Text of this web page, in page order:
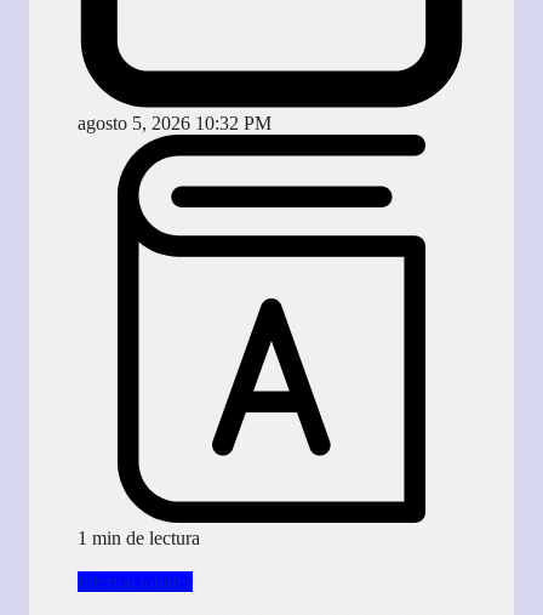
agosto 5, 2026 10:32 PM
1 min de lectura
Internacionales